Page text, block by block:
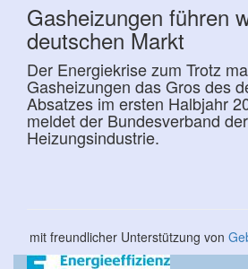
Gasheizungen führen
deutschen Markt
Der Energiekrise zum Trotz
Gasheizungen das Gros des
Absatzes im ersten Halbjahr
meldet der Bundesverband
Heizungsindustrie.
mit freundlicher Unterstützung von